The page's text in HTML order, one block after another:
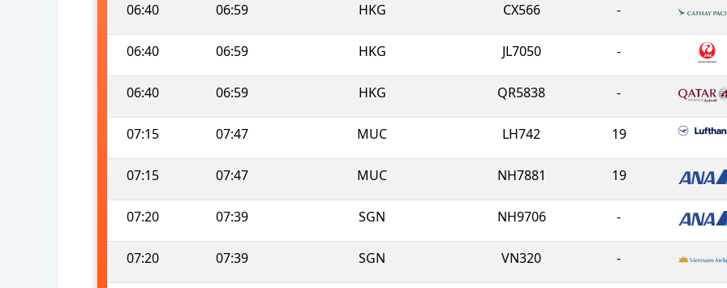
06:40
06:59 HKG CX566 -
06:40 06:59 HKG JL7050 -
06:40 06:59 HKG QR5838 -
07:15 07:47 MUC LH742 19
07:15 07:47 MUC NH7881 19
07:20 07:39 SGN NH9706 -
07:20 07:39 SGN VN320 -